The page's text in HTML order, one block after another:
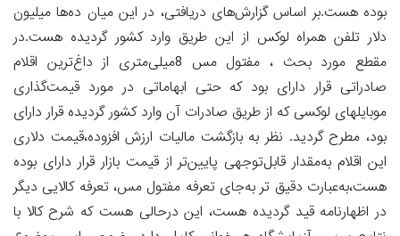
بوده هست.بر اساس گزارش‌های دریافتی، در این میان ده‌ها میلیون
دلار تلفن همراه لوکس از این طریق وارد کشور گردیده هست.در
مقطع مورد بحث ، مفتول مس 8میلی‌متری از داغ‌ترین اقلام
صادراتی قرار دارای بود که حتی ابهاماتی در مورد قیمت‌گذاری
موبایلهای لوکسی که از طریق صادرات آن وارد کشور گردیده قرار دارای
بود، مطرح گردید. نظر به بازگشت مالیات ارزش افزوده،قیمت دلاری
این اقلام به‌مقدار قابل‌توجهی پایین‌تر از قیمت بازار قرار دارای بوده
هست،به‌عبارت دقیق تر به‌جای تعرفه مفتول مس، تعرفه کالایی دیگر
در اظهارنامه قید گردیده هست، این درحالی هست که شرح کالا با